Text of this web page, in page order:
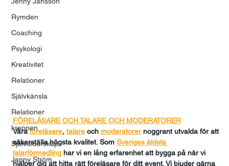
Rymden
Coaching
Psykologi
Kreativitet
Relationer
Självkänsla
Relationer
kroppen
Självledarskap
Jenny Ström
FÖRELÄSARE OCH TALARE OCH MODERATORER
Våra föreläsare, talare och moderatorer noggrant utvalda för att
säkerställa högsta kvalitet. Som Sveriges äldsta
talarförmedling har vi en lång erfarenhet att bygga på när vi
hjälper dig att hitta rätt föreläsare för ditt event. Vi bjuder gärna